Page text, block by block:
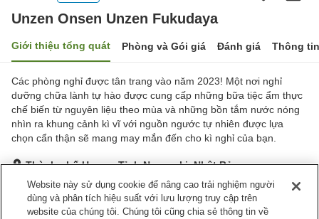
Unzen Onsen Unzen Fukudaya
Giới thiệu tổng quát Phòng và Gói giá Đánh giá Thông
Các phòng nghỉ được tân trang vào năm 2023! Một nơi nghỉ
dưỡng chữa lành tự hào được cung cấp những bữa tiệc ẩm thực
chế biến từ nguyên liệu theo mùa và những bồn tắm nước nóng
nhìn ra khung cảnh kì vĩ với nguồn ngước tự nhiên được lựa
chọn cẩn thận sẽ mang may mắn đến cho kì nghỉ của bạn.
Thành phố Unzen, Tỉnh Nagasaki, Nhật Bản
Hiển thị trên bản đồ
Tuyệt vời Đánh giá:124 lượt
Website này sử dụng cookie để nâng cao trải nghiệm người
dùng và phân tích hiệu suất với lưu lượng truy cập trên
website của chúng tôi. Chúng tôi cũng chia sẻ thông tin về